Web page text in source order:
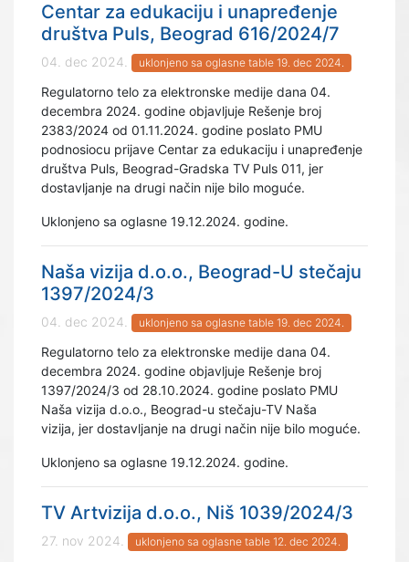
Centar za edukaciju i unapređenje
društva Puls, Beograd 616/2024/7
04. dec 2024. uklonjeno sa oglasne table 19. dec 2024.
Regulatorno telo za elektronske medije dana 04.
decembra 2024. godine objavljuje Rešenje broj
2383/2024 od 01.11.2024. godine poslato PMU
podnosiocu prijave Centar za edukaciju i unapređenje
društva Puls, Beograd-Gradska TV Puls 011, jer
dostavljanje na drugi način nije bilo moguće.
Uklonjeno sa oglasne 19.12.2024. godine.
Naša vizija d.o.o., Beograd-U stečaju
1397/2024/3
04. dec 2024. uklonjeno sa oglasne table 19. dec 2024.
Regulatorno telo za elektronske medije dana 04.
decembra 2024. godine objavljuje Rešenje broj
1397/2024/3 od 28.10.2024. godine poslato PMU
Naša vizija d.o.o., Beograd-u stečaju-TV Naša
vizija, jer dostavljanje na drugi način nije bilo moguće.
Uklonjeno sa oglasne 19.12.2024. godine.
TV Artvizija d.o.o., Niš 1039/2024/3
27. nov 2024. uklonjeno sa oglasne table 12. dec 2024.